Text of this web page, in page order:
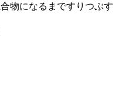
物になるまですりつぶす